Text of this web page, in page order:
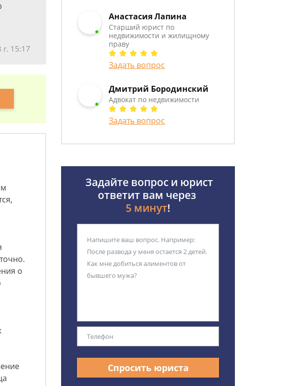
г. 15:17
о
Анастасия Лапина
Старший юрист по
недвижимости и жилищному
праву
Задать вопрос
Дмитрий Бородинский
Адвокат по недвижимости
Задать вопрос
Задайте вопрос и юрист
ответит вам через
5 минут!
Спросить юриста